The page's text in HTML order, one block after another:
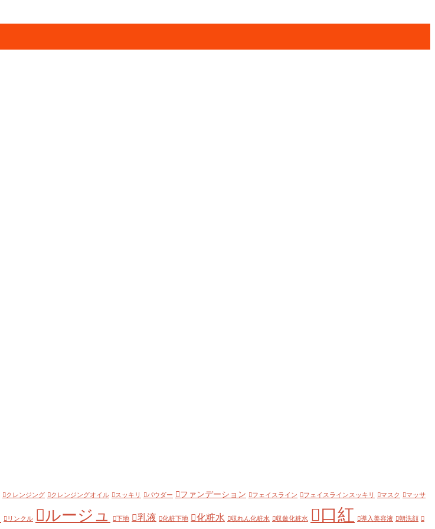
クレンジング クレンジングオイル スッキリ パウダー ファンデーション フェイスライン フェイスラインスッキリ マスク マッサ
リンクル ルージュ 下地 乳液 化粧下地 化粧水 収れん化粧水 収斂化粧水 口紅 導入美容液 朝洗顔